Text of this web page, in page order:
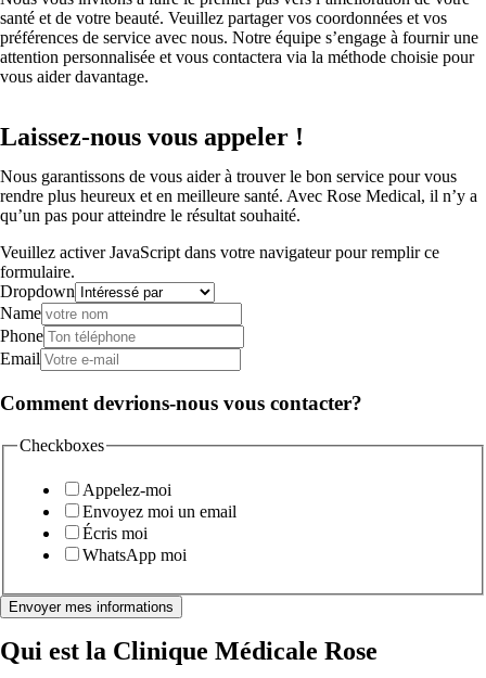
santé et de votre beauté. Veuillez partager vos coordonnées et vos
préférences de service avec nous. Notre équipe s’engage à fournir une
attention personnalisée et vous contactera via la méthode choisie pour
vous aider davantage.
Laissez-nous vous appeler !
Nous garantissons de vous aider à trouver le bon service pour vous
rendre plus heureux et en meilleure santé. Avec Rose Medical, il n’y a
qu’un pas pour atteindre le résultat souhaité.
Veuillez activer JavaScript dans votre navigateur pour remplir ce
formulaire.
Dropdown
Name
Phone
Email
Comment devrions-nous vous contacter?
Checkboxes
Appelez-moi
Envoyez moi un email
Écris moi
WhatsApp moi
Envoyer mes informations
Qui est la Clinique Médicale Rose